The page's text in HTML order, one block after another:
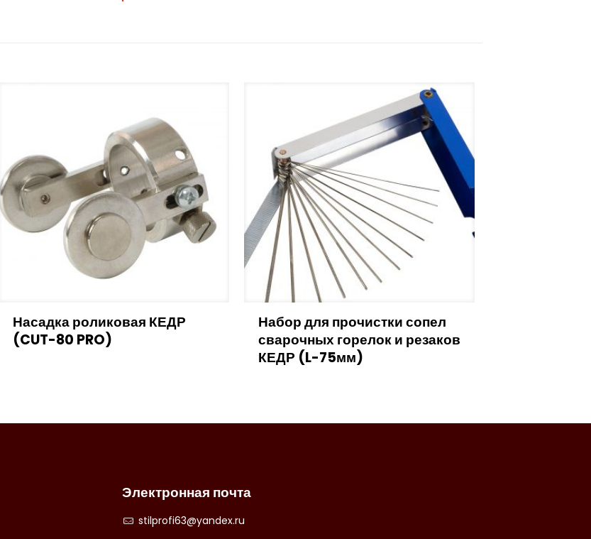
Насадка роликовая КЕДР
(CUT-80 PRO)
Набор для прочистки сопел
сварочных горелок и резаков
КЕДР (L-75мм)
Электронная почта
stilprofi63@yandex.ru